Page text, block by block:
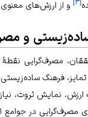
[۳] و از ارزش‌های
و
مصرف‌گرایی
فرهنگ ساده‌زیستی
نمايش ثروت،
مصرف‌گرایی در جوامع